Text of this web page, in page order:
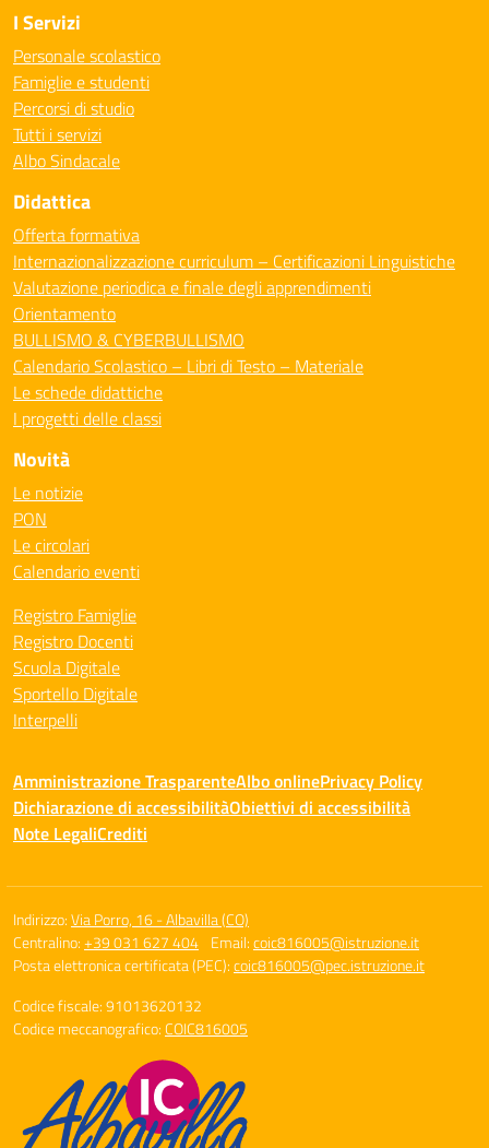
I Servizi
Personale scolastico
Famiglie e studenti
Percorsi di studio
Tutti i servizi
Albo Sindacale
Didattica
Offerta formativa
Internazionalizzazione curriculum – Certificazioni Linguistiche
Valutazione periodica e finale degli apprendimenti
Orientamento
BULLISMO & CYBERBULLISMO
Calendario Scolastico – Libri di Testo – Materiale
Le schede didattiche
I progetti delle classi
Novità
Le notizie
PON
Le circolari
Calendario eventi
Registro Famiglie
Registro Docenti
Scuola Digitale
Sportello Digitale
Interpelli
Amministrazione TrasparenteAlbo onlinePrivacy Policy
Dichiarazione di accessibilitàObiettivi di accessibilità
Note LegaliCrediti
Indirizzo:Via Porro, 16 - Albavilla (CO)
Centralino:+39 031 627 404 Email:coic816005@istruzione.it
Posta elettronica certificata (PEC):coic816005@pec.istruzione.it
Codice fiscale: 91013620132
Codice meccanografico:COIC816005